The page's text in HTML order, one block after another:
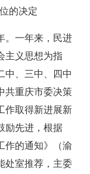
的决定
。一年来，民进
主义思想为指
中、三中、四中
共重庆市委决策
作取得新进展新
励先进，根据
作的通知》（渝
处室推荐，主委